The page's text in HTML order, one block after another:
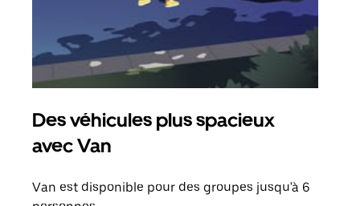
Des véhicules plus spacieux
avec Van
Van est disponible pour des groupes jusqu'à 6